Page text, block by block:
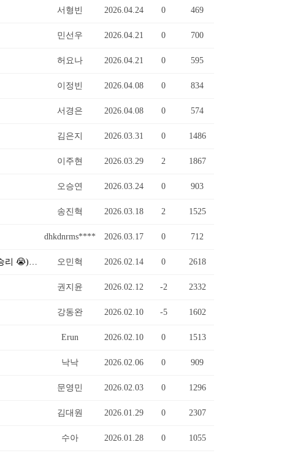
서형빈 2026.04.24 0 469
민선우 2026.04.21 0 700
허요나 2026.04.21 0 595
이정빈 2026.04.08 0 834
서경은 2026.04.08 0 574
김은지 2026.03.31 0 1486
이주현 2026.03.29 2 1867
오승연 2026.03.24 0 903
송진혁 2026.03.18 2 1525
dhkdnrms**** 2026.03.17 0 712
오민혁 2026.02.14 0 2618
권지윤 2026.02.12 -2 2332
강동완 2026.02.10 -5 1602
Erun 2026.02.10 0 1513
낙낙 2026.02.06 0 909
문영민 2026.02.03 0 1296
김대원 2026.01.29 0 2307
수아 2026.01.28 0 1055